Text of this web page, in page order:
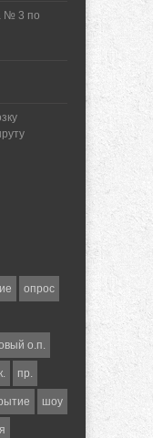
№ 3 по
опрос
о.п.
пр.
шоу